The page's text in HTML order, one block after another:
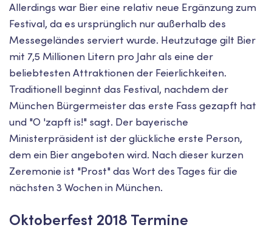
Allerdings war Bier eine relativ neue Ergänzung zum
Festival, da es ursprünglich nur außerhalb des
Messegeländes serviert wurde. Heutzutage gilt Bier
mit 7,5 Millionen Litern pro Jahr als eine der
beliebtesten Attraktionen der Feierlichkeiten.
Traditionell beginnt das Festival, nachdem der
München Bürgermeister das erste Fass gezapft hat
und "O 'zapft is!" sagt. Der bayerische
Ministerpräsident ist der glückliche erste Person,
dem ein Bier angeboten wird. Nach dieser kurzen
Zeremonie ist "Prost" das Wort des Tages für die
nächsten 3 Wochen in München.
Oktoberfest 2018 Termine